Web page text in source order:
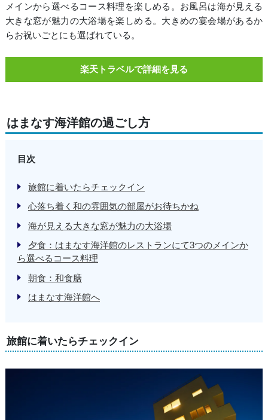
メインから選べるコース料理を楽しめる。お風呂は海が見える
大きな窓が魅力の大浴場を楽しめる。大きめの宴会場があるか
らお祝いごとにも選ばれている。
楽天トラベルで詳細を見る
はまなす海洋館の過ごし方
目次
旅館に着いたらチェックイン
心落ち着く和の雰囲気の部屋がお待ちかね
海が見える大きな窓が魅力の大浴場
夕食：はまなす海洋館のレストランにて3つのメインか
ら選べるコース料理
朝食：和食膳
はまなす海洋館へ
旅館に着いたらチェックイン